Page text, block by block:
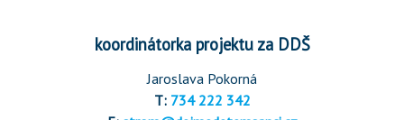
koordinátorka projektu za DDŠ
Jaroslava Pokorná
T: 734 222 342